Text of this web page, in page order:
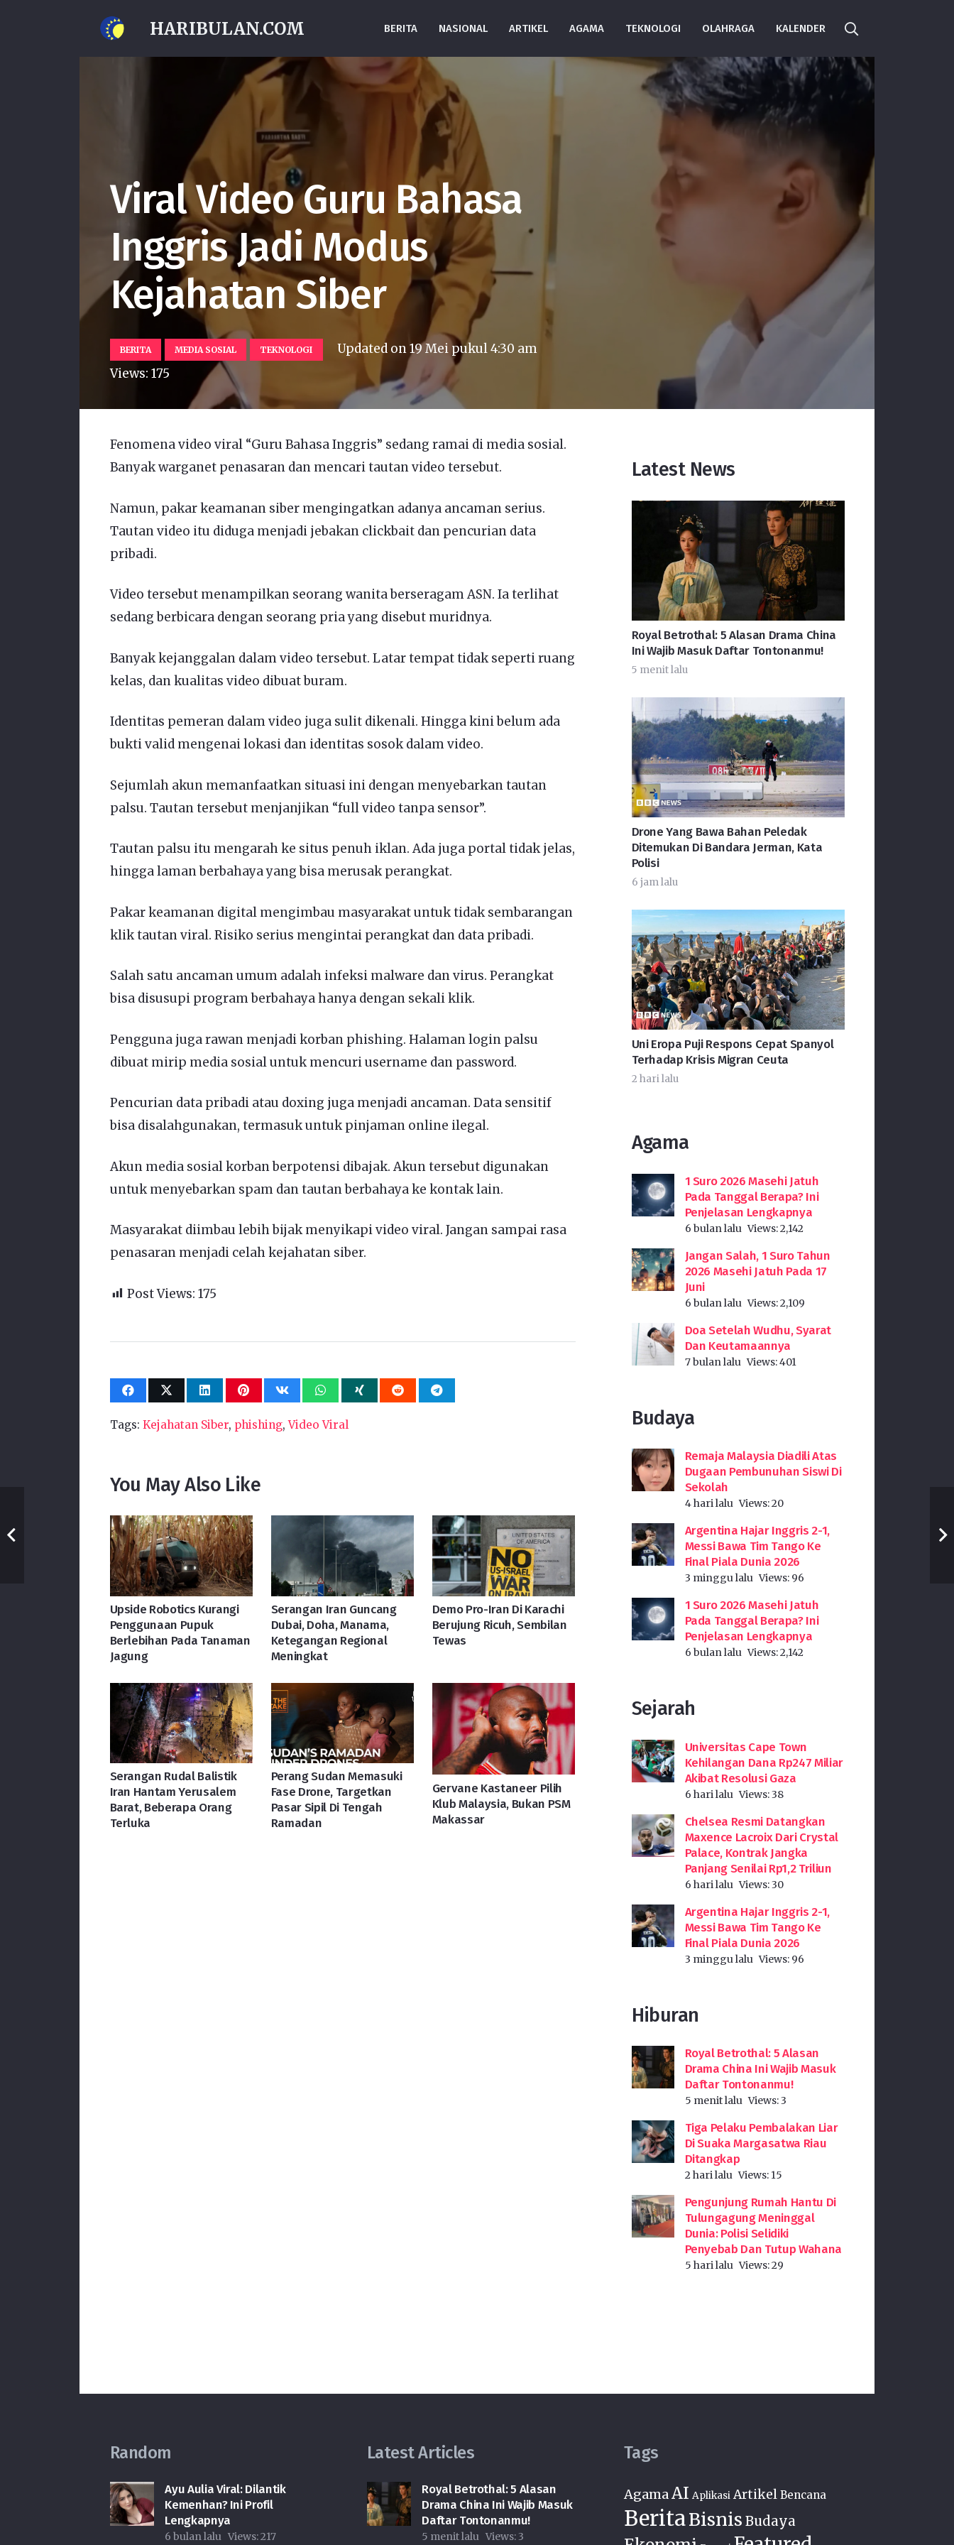
HARIBULAN.COM BERITA NASIONAL ARTIKEL AGAMA TEKNOLOGI OLAHRAGA KALENDER
Viral Video Guru Bahasa
Inggris Jadi Modus
Kejahatan Siber
BERITA MEDIA SOSIAL TEKNOLOGI Updated on19 Mei pukul 4:30 am
Views: 175
Fenomena video viral “Guru Bahasa Inggris” sedang ramai di media sosial.
Banyak warganet penasaran dan mencari tautan video tersebut.
Namun, pakar keamanan siber mengingatkan adanya ancaman serius.
Tautan video itu diduga menjadi jebakan clickbait dan pencurian data
pribadi.
Video tersebut menampilkan seorang wanita berseragam ASN. Ia terlihat
sedang berbicara dengan seorang pria yang disebut muridnya.
Banyak kejanggalan dalam video tersebut. Latar tempat tidak seperti ruang
kelas, dan kualitas video dibuat buram.
Identitas pemeran dalam video juga sulit dikenali. Hingga kini belum ada
bukti valid mengenai lokasi dan identitas sosok dalam video.
Sejumlah akun memanfaatkan situasi ini dengan menyebarkan tautan
palsu. Tautan tersebut menjanjikan “full video tanpa sensor”.
Tautan palsu itu mengarah ke situs penuh iklan. Ada juga portal tidak jelas,
hingga laman berbahaya yang bisa merusak perangkat.
Pakar keamanan digital mengimbau masyarakat untuk tidak sembarangan
klik tautan viral. Risiko serius mengintai perangkat dan data pribadi.
Salah satu ancaman umum adalah infeksi malware dan virus. Perangkat
bisa disusupi program berbahaya hanya dengan sekali klik.
Pengguna juga rawan menjadi korban phishing. Halaman login palsu
dibuat mirip media sosial untuk mencuri username dan password.
Pencurian data pribadi atau doxing juga menjadi ancaman. Data sensitif
bisa disalahgunakan, termasuk untuk pinjaman online ilegal.
Akun media sosial korban berpotensi dibajak. Akun tersebut digunakan
untuk menyebarkan spam dan tautan berbahaya ke kontak lain.
Masyarakat diimbau lebih bijak menyikapi video viral. Jangan sampai rasa
penasaran menjadi celah kejahatan siber.
Post Views: 175
Tags: Kejahatan Siber, phishing,Video Viral
You May Also Like
Upside Robotics Kurangi
Penggunaan Pupuk
Berlebihan Pada Tanaman
Jagung
Serangan Iran Guncang
Dubai, Doha, Manama,
Ketegangan Regional
Meningkat
Demo Pro-Iran Di Karachi
Berujung Ricuh, Sembilan
Tewas
Serangan Rudal Balistik
Iran Hantam Yerusalem
Barat, Beberapa Orang
Terluka
Perang Sudan Memasuki
Fase Drone, Targetkan
Pasar Sipil Di Tengah
Ramadan
Gervane Kastaneer Pilih
Klub Malaysia, Bukan PSM
Makassar
Latest News
Royal Betrothal: 5 Alasan Drama China
Ini Wajib Masuk Daftar Tontonanmu!
5 menit lalu
Drone Yang Bawa Bahan Peledak
Ditemukan Di Bandara Jerman, Kata
Polisi
6 jam lalu
Uni Eropa Puji Respons Cepat Spanyol
Terhadap Krisis Migran Ceuta
2 hari lalu
Agama
1 Suro 2026 Masehi Jatuh
Pada Tanggal Berapa? Ini
Penjelasan Lengkapnya
6 bulan lalu Views:2,142
Jangan Salah, 1 Suro Tahun
2026 Masehi Jatuh Pada 17
Juni
6 bulan lalu Views:2,109
Doa Setelah Wudhu, Syarat
Dan Keutamaannya
7 bulan lalu Views:401
Budaya
Remaja Malaysia Diadili Atas
Dugaan Pembunuhan Siswi Di
Sekolah
4 hari lalu Views:20
Argentina Hajar Inggris 2-1,
Messi Bawa Tim Tango Ke
Final Piala Dunia 2026
3 minggu lalu Views: 96
1 Suro 2026 Masehi Jatuh
Pada Tanggal Berapa? Ini
Penjelasan Lengkapnya
6 bulan lalu Views:2,142
Sejarah
Universitas Cape Town
Kehilangan Dana Rp247 Miliar
Akibat Resolusi Gaza
6 hari lalu Views:38
Chelsea Resmi Datangkan
Maxence Lacroix Dari Crystal
Palace, Kontrak Jangka
Panjang Senilai Rp1,2 Triliun
6 hari lalu Views:30
Argentina Hajar Inggris 2-1,
Messi Bawa Tim Tango Ke
Final Piala Dunia 2026
3 minggu lalu Views: 96
Hiburan
Royal Betrothal: 5 Alasan
Drama China Ini Wajib Masuk
Daftar Tontonanmu!
5 menit lalu Views:3
Tiga Pelaku Pembalakan Liar
Di Suaka Margasatwa Riau
Ditangkap
2 hari lalu Views: 15
Pengunjung Rumah Hantu Di
Tulungagung Meninggal
Dunia: Polisi Selidiki
Penyebab Dan Tutup Wahana
5 hari lalu Views:29
Random
Ayu Aulia Viral: Dilantik
Kemenhan? Ini Profil
Lengkapnya
6 bulan lalu Views:217
Latest Articles
Royal Betrothal: 5 Alasan
Drama China Ini Wajib Masuk
Daftar Tontonanmu!
5 menit lalu Views: 3
Tags
AgamaAI Aplikasi Artikel Bencana
BeritaBisnis Budaya